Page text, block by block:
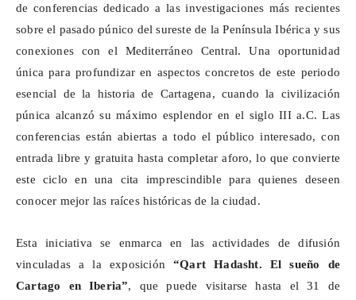
de conferencias dedicado a las investigaciones más recientes
sobre el pasado púnico del sureste de la Península Ibérica y sus
conexiones con el Mediterráneo Central. Una oportunidad
única para profundizar en aspectos concretos de este periodo
esencial de la historia de Cartagena, cuando la civilización
púnica alcanzó su máximo esplendor en el siglo III a.C. Las
conferencias están abiertas a todo el público interesado, con
entrada libre y gratuita hasta completar aforo, lo que convierte
este ciclo en una cita imprescindible para quienes deseen
conocer mejor las raíces históricas de la ciudad.
Esta iniciativa se enmarca en las actividades de difusión
vinculadas a la exposición“Qart Hadasht. El sueño de
Cartago en Iberia”, que puede visitarse hasta el 31 de